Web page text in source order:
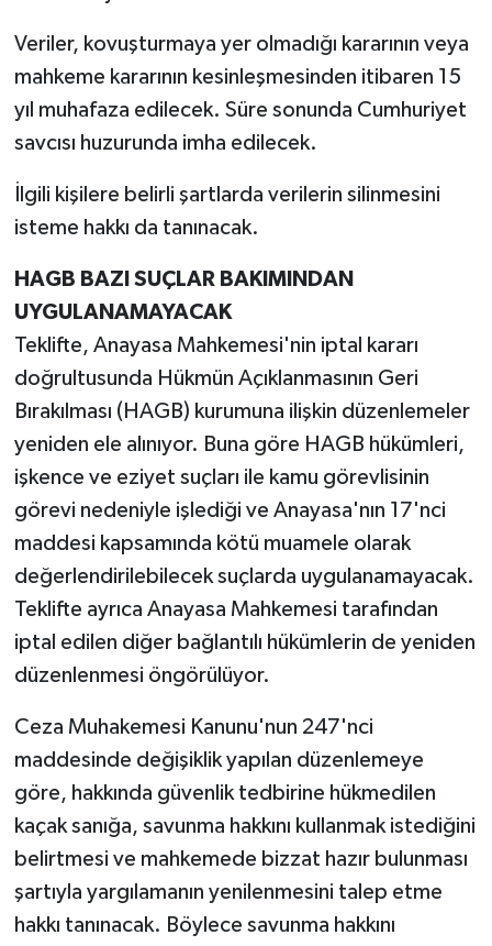
Veriler, kovuşturmaya yer olmadığı kararının veya
mahkeme kararının kesinleşmesinden itibaren 15
yıl muhafaza edilecek. Süre sonunda Cumhuriyet
savcısı huzurunda imha edilecek.
İlgili kişilere belirli şartlarda verilerin silinmesini
isteme hakkı da tanınacak.
HAGB BAZI SUÇLAR BAKIMINDAN
UYGULANAMAYACAK
Teklifte, Anayasa Mahkemesi'nin iptal kararı
doğrultusunda Hükmün Açıklanmasının Geri
Bırakılması (HAGB) kurumuna ilişkin düzenlemeler
yeniden ele alınıyor. Buna göre HAGB hükümleri,
işkence ve eziyet suçları ile kamu görevlisinin
görevi nedeniyle işlediği ve Anayasa'nın 17'nci
maddesi kapsamında kötü muamele olarak
değerlendirilebilecek suçlarda uygulanamayacak.
Teklifte ayrıca Anayasa Mahkemesi tarafından
iptal edilen diğer bağlantılı hükümlerin de yeniden
düzenlenmesi öngörülüyor.
Ceza Muhakemesi Kanunu'nun 247'nci
maddesinde değişiklik yapılan düzenlemeye
göre, hakkında güvenlik tedbirine hükmedilen
kaçak sanığa, savunma hakkını kullanmak istediğini
belirtmesi ve mahkemede bizzat hazır bulunması
şartıyla yargılamanın yenilenmesini talep etme
hakkı tanınacak. Böylece savunma hakkını